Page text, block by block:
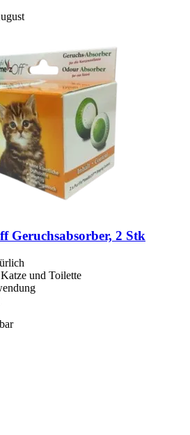
Geruchsabsorber, 2 Stk
und Toilette